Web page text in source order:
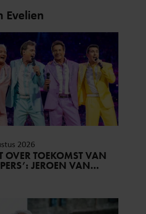
Evelien
2026
OVER TOEKOMST VAN
JEROEN VAN